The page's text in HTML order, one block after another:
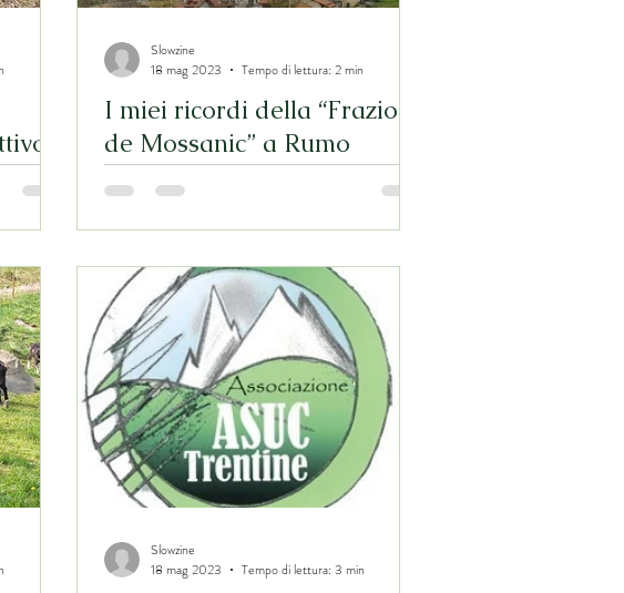
I miei ricordi della “Frazion
de Mossanic” a Rumo
Slowzine
18 mag 2023
Tempo di lettura: 2 min
Slowzine
18 mag 2023
Tempo di lettura: 3 min